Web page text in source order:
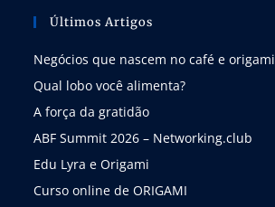
Últimos Artigos
Negócios que nascem no café e origami
Qual lobo você alimenta?
A força da gratidão
ABF Summit 2026 – Networking.club
Edu Lyra e Origami
Curso online de ORIGAMI